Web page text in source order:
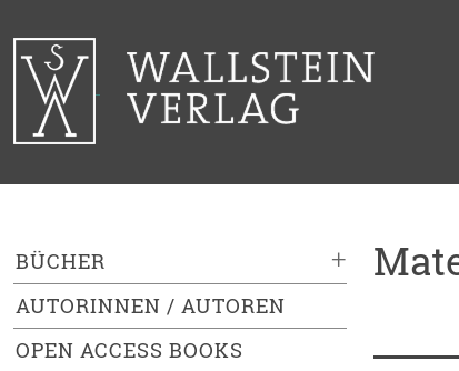
+
BÜCHER
AUTORINNEN / AUTOREN
OPEN ACCESS BOOKS